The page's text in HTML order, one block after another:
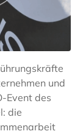
und
Event des
die